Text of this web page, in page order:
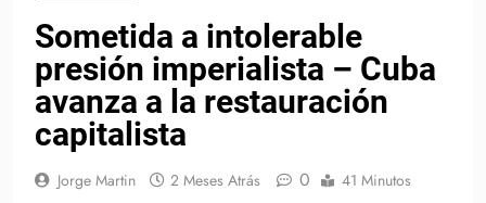
Sometida a intolerable
presión imperialista – Cuba
avanza a la restauración
capitalista
Jorge Martin 2 Meses Atrás 0 41 Minutos